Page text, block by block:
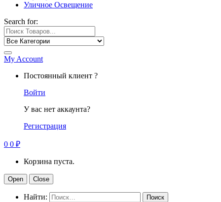
Уличное Освещение
Search for:
My Account
Постоянный клиент ?
Войти
У вас нет аккаунта?
Регистрация
0 0 ₽
Корзина пуста.
Open Close
Найти: